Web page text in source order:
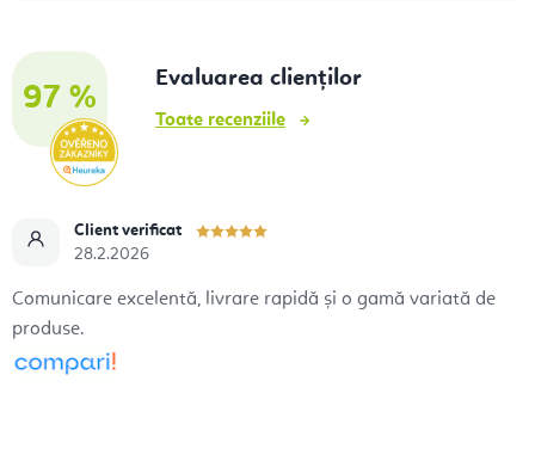
97 %
Evaluarea clienților
Toate recenziile
Client verificat
28.2.2026
Comunicare excelentă, livrare rapidă și o gamă variată de
produse.